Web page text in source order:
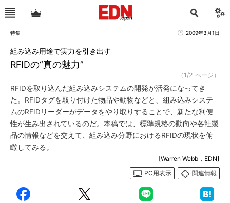
特集 2009年3月1日
RFIDの“真の魅力”
組み込み用途で実力を引き出す
（1/2 ページ）
RFIDを取り込んだ組み込みシステムの開発が活発になってき
た。RFIDタグを取り付けた物品や動物などと、組み込みシステ
ムのRFIDリーダーがデータをやり取りすることで、新たな利便
性が生み出されているのだ。本稿では、標準規格の動向や各社製
品の情報などを交えて、組み込み分野におけるRFIDの現状を俯
瞰してみる。
[Warren Webb，EDN]
PC用表示
関連情報